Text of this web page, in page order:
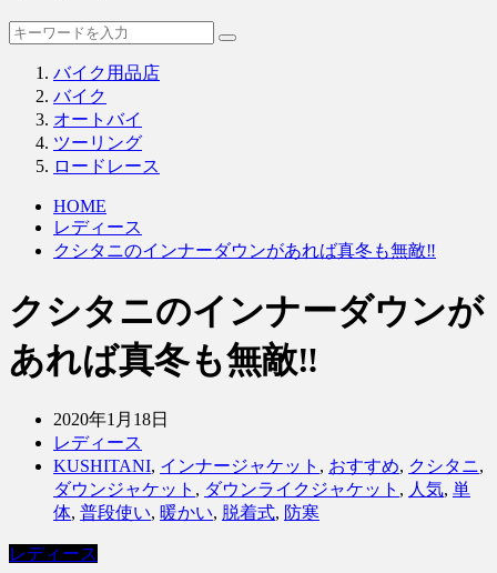
バイク用品店
バイク
オートバイ
ツーリング
ロードレース
HOME
レディース
クシタニのインナーダウンがあれば真冬も無敵‼️
クシタニのインナーダウンが
あれば真冬も無敵‼️
2020年1月18日
レディース
KUSHITANI, インナージャケット , おすすめ, クシタニ,
ダウンジャケット , ダウンライクジャケット , 人気, 単
体, 普段使い, 暖かい, 脱着式, 防寒
レディース